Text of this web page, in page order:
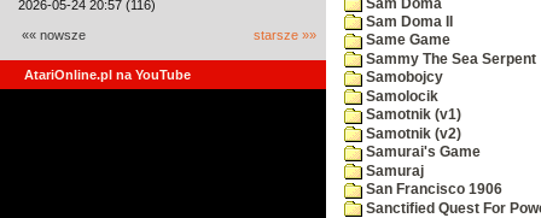
2026-05-24 20:57 (116)
«« nowsze starsze »»
AtariOnline.pl na YouTube
Sam Doma
Sam Doma II
Same Game
Sammy The Sea Serpent
Samobojcy
Samolocik
Samotnik (v1)
Samotnik (v2)
Samurai's Game
Samuraj
San Francisco 1906
Sanctified Quest For